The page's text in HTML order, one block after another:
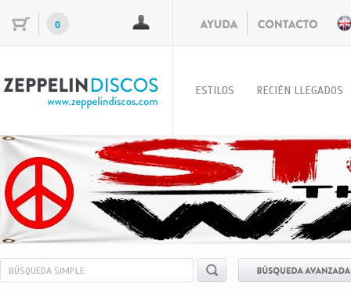
0
ESTILOS RECIÉN LLEGADOS